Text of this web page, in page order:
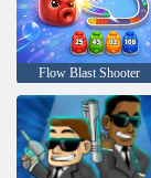
Flow Blast Shooter